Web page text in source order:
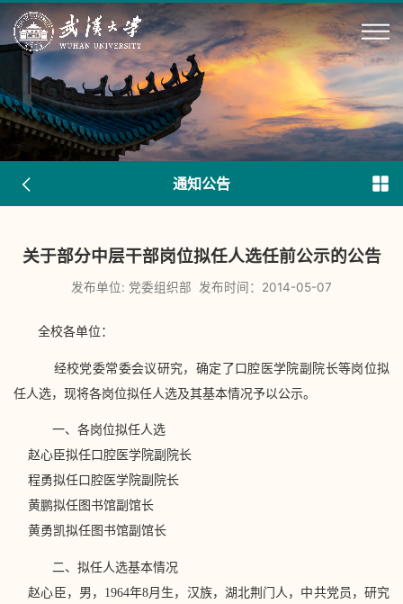
通知公告
关于部分中层干部岗位拟任人选任前公示的公告
发布单位: 党委组织部 发布时间：2014-05-07
全校各单位：
经校党委常委会议研究，确定了口腔医学院副院长等岗位拟
任人选，现将各岗位拟任人选及其基本情况予以公示。
一、各岗位拟任人选
赵心臣拟任口腔医学院副院长
程勇拟任口腔医学院副院长
黄鹏拟任图书馆副馆长
黄勇凯拟任图书馆副馆长
二、拟任人选基本情况
赵心臣，男，1964年8月生，汉族，湖北荆门人，中共党员，研究